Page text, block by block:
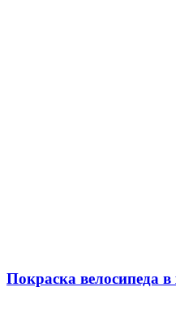
Покраска велосипеда